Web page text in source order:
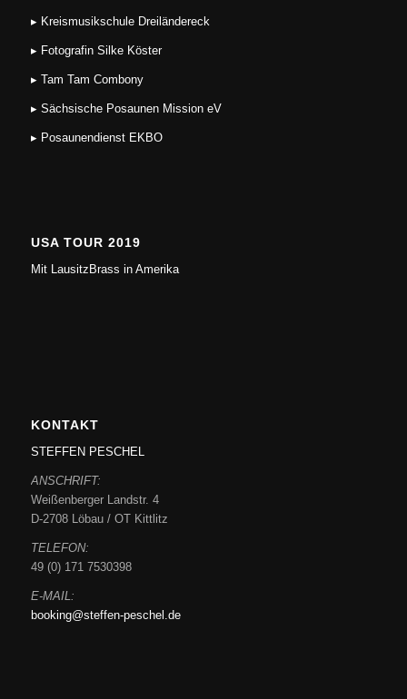
▸ Kreismusikschule Dreiländereck
▸ Fotografin Silke Köster
▸ Tam Tam Combony
▸ Sächsische Posaunen Mission eV
▸ Posaunendienst EKBO
USA TOUR 2019
Mit LausitzBrass in Amerika
KONTAKT
STEFFEN PESCHEL
ANSCHRIFT:
Weißenberger Landstr. 4
D-2708 Löbau / OT Kittlitz
TELEFON:
49 (0) 171 7530398
E-MAIL:
booking@steffen-peschel.de